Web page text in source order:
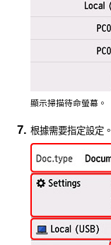
顯示掃描待命螢幕。
根據需要指定設定。